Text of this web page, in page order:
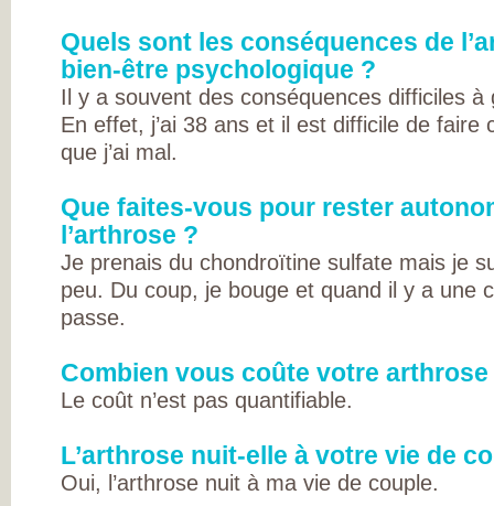
MADAUS
PLATEFORME E-
EMPATIENT
ETATS
L’ARTHROSE
PRATIQUE !
9 CHAMPS
EVALUER LES 80
PROPOSITIONS
ÉMISES
DITES STOP À
L’ARTHROSE
L’ARTHROSE
LA RECHERCHE
EN MARCHE
EN SAVOIR PLUS
Quels sont les conséquences de
bien-être psychologique ?
Il y a souvent des conséquences difficiles à
En effet, j’ai 38 ans et il est difficile de faire
que j’ai mal.
Que faites-vous pour rester
l’arthrose ?
Je prenais du chondroïtine sulfate mais je
peu. Du coup, je bouge et quand il y a une
passe.
Combien vous coûte votre arthrose
Le coût n’est pas quantifiable.
L’arthrose nuit-elle à votre vie de
Oui, l’arthrose nuit à ma vie de couple.